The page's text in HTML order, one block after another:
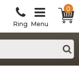
Ring Menu
0